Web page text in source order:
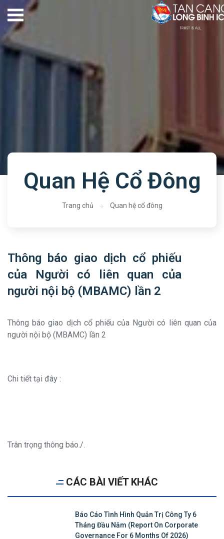
Quan Hệ Cổ Đông
Trang chủ Quan hệ cổ đông
Thông báo giao dịch cổ phiếu
của Người có liên quan của
người nội bộ (MBAMC) lần 2
Thông báo giao dịch cổ phiếu của Người có liên quan của
người nội bộ (MBAMC) lần 2
Chi tiết tại đây :
Trân trọng thông báo./.
CÁC BÀI VIẾT KHÁC
Báo Cáo Tình Hình Quản Trị Công Ty 6
Tháng Đầu Năm (Report On Corporate
Governance For 6 Months Of 2026)